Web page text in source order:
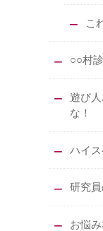
こ
○○村
遊び
な！
ハイ
研究員
お悩